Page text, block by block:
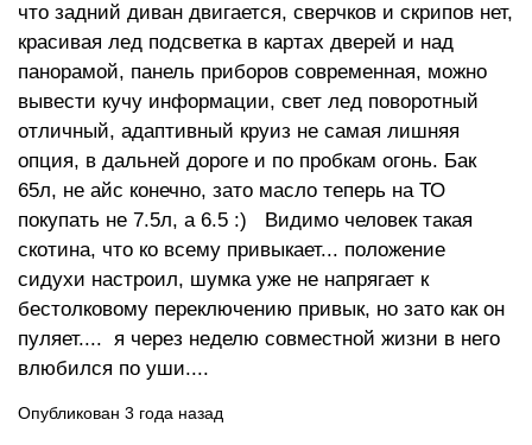
что задний диван двигается, сверчков и скрипов нет,
красивая лед подсветка в картах дверей и над
панорамой, панель приборов современная, можно
вывести кучу информации, свет лед поворотный
отличный, адаптивный круиз не самая лишняя
опция, в дальней дороге и по пробкам огонь. Бак
65л, не айс конечно, зато масло теперь на ТО
покупать не 7.5л, а 6.5 :) Видимо человек такая
скотина, что ко всему привыкает... положение
сидухи настроил, шумка уже не напрягает к
бестолковому переключению привык, но зато как он
пуляет.... я через неделю совместной жизни в него
влюбился по уши....
Опубликован 3 года назад